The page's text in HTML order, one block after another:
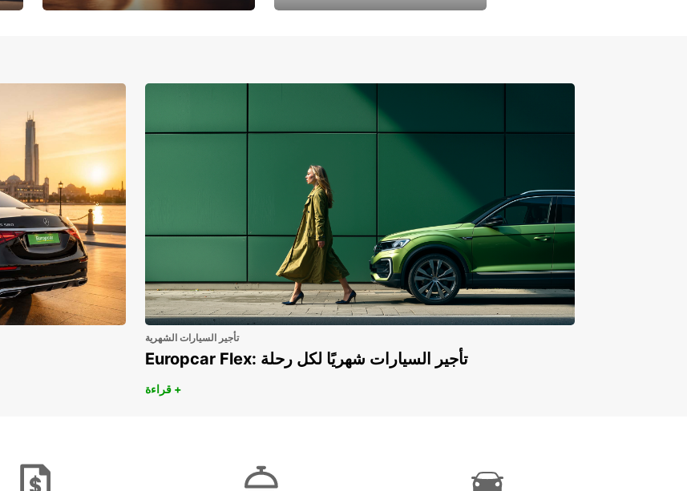
تأجير السيارات الشهرية
Europcar Flex: تأجير السيارات شهريًا لكل رحلة
قراءة +